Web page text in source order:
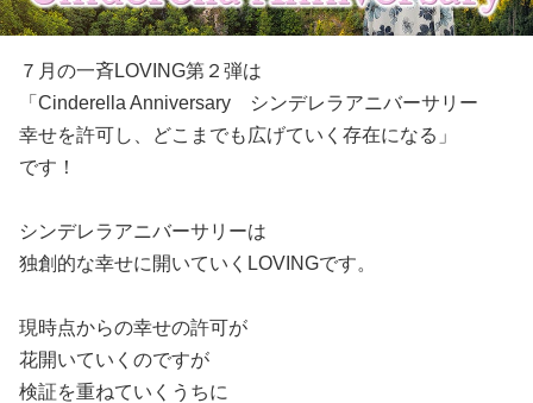
７月の一斉LOVING第２弾は
「Cinderella Anniversary シンデレラアニバーサリー
幸せを許可し、どこまでも広げていく存在になる」
です！
シンデレラアニバーサリーは
独創的な幸せに開いていくLOVINGです。
現時点からの幸せの許可が
花開いていくのですが
検証を重ねていくうちに